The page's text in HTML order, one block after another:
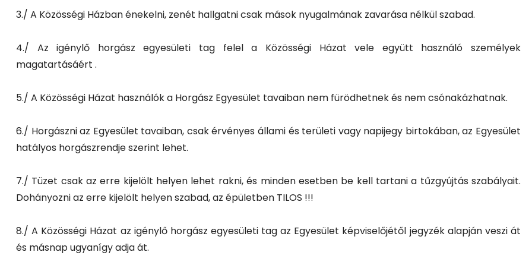
3./ A Közösségi Házban énekelni, zenét hallgatni csak mások nyugalmának zavarása nélkül szabad.
4./ Az igénylő horgász egyesületi tag felel a Közösségi Házat vele együtt használó személyek
magatartásáért .
5./ A Közösségi Házat használók a Horgász Egyesület tavaiban nem fürödhetnek és nem csónakázhatnak.
6./ Horgászni az Egyesület tavaiban, csak érvényes állami és területi vagy napijegy birtokában, az Egyesület
hatályos horgászrendje szerint lehet.
7./ Tüzet csak az erre kijelölt helyen lehet rakni, és minden esetben be kell tartani a tűzgyújtás szabályait.
Dohányozni az erre kijelölt helyen szabad, az épületben TILOS !!!
8./ A Közösségi Házat az igénylő horgász egyesületi tag az Egyesület képviselőjétől jegyzék alapján veszi át
és másnap ugyanígy adja át.
kiváltása
horgászversenyről